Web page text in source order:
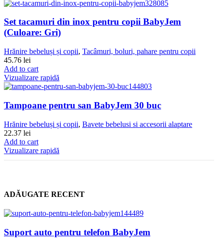
Set tacamuri din inox pentru copii BabyJem
(Culoare: Gri)
Hrănire bebeluși și copii, Tacâmuri, boluri, pahare pentru copii
45.76 lei
Add to cart
Vizualizare rapidă
Tampoane pentru san BabyJem 30 buc
Hrănire bebeluși și copii, Bavete bebelusi si accesorii alaptare
22.37 lei
Add to cart
Vizualizare rapidă
ADĂUGATE RECENT
Suport auto pentru telefon BabyJem